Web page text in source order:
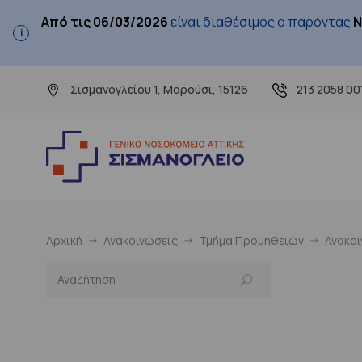
Από τις 06/03/2026 είναι διαθέσιμος ο παρόντας
Σισμανογλείου 1, Μαρούσι, 15126 213 2058
Αρχική Ανακοινώσεις Τμήμα Προμηθειών